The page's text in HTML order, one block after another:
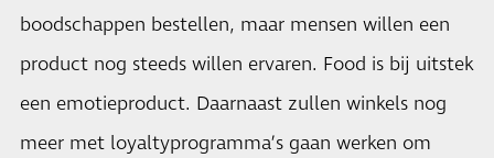
boodschappen bestellen, maar mensen willen een
product nog steeds willen ervaren. Food is bij uitstek
een emotieproduct. Daarnaast zullen winkels nog
meer met loyaltyprogramma’s gaan werken om